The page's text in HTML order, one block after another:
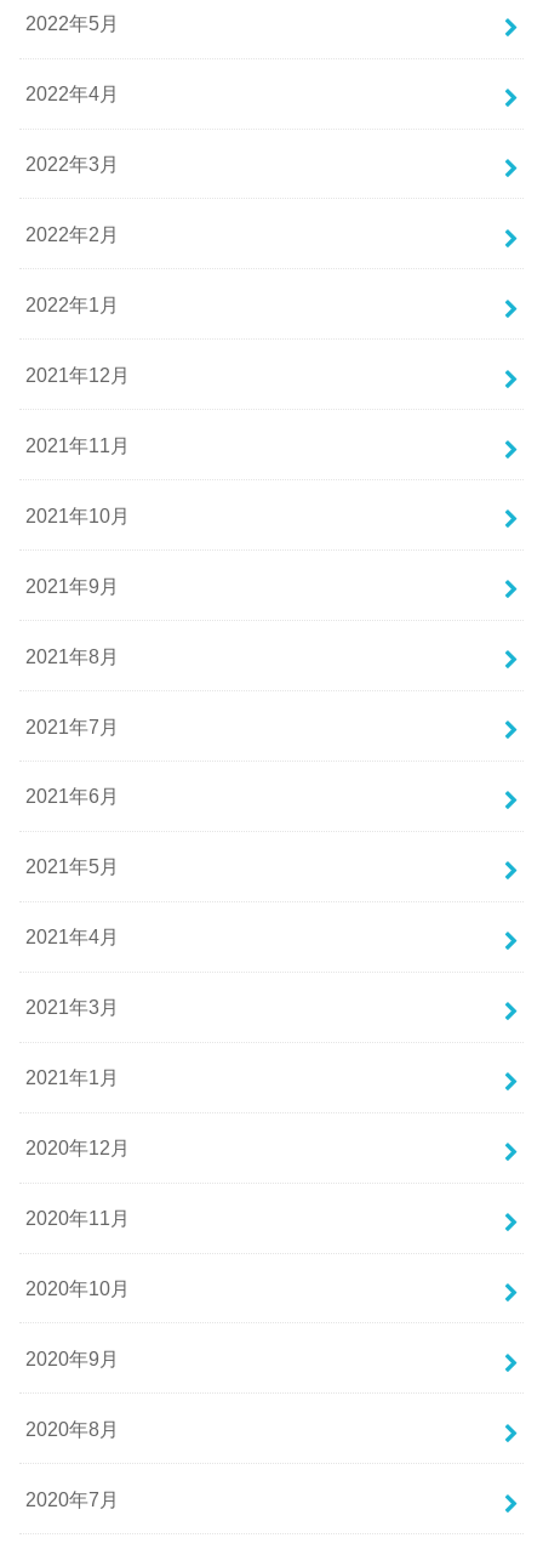
2022年5月
2022年4月
2022年3月
2022年2月
2022年1月
2021年12月
2021年11月
2021年10月
2021年9月
2021年8月
2021年7月
2021年6月
2021年5月
2021年4月
2021年3月
2021年1月
2020年12月
2020年11月
2020年10月
2020年9月
2020年8月
2020年7月